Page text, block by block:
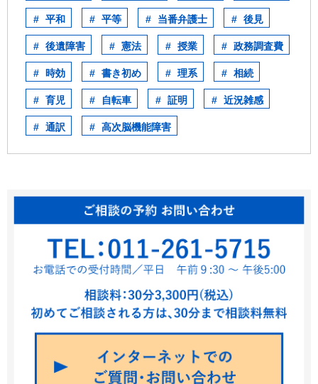
平和 平等 当番弁護士 後見
後遺障害 憲法 授業 政務調査費
時効 書き初め 理系 相続
育児 自転車 証明 近況雑感
通訳 高次脳機能障害